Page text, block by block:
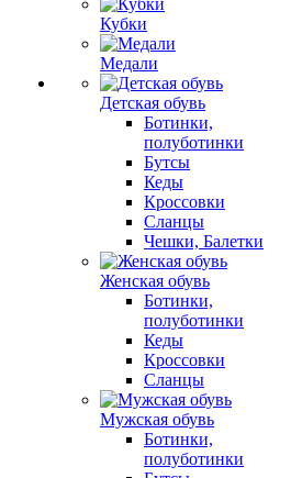
Кубки
Медали
Детская обувь
Ботинки,
полуботинки
Бутсы
Кеды
Кроссовки
Сланцы
Чешки, Балетки
Женская обувь
Ботинки,
полуботинки
Кеды
Кроссовки
Сланцы
Мужская обувь
Ботинки,
полуботинки